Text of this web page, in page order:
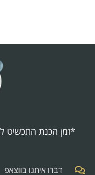
*זמן הכנת התכשיט
דברו איתנו בווצאפ